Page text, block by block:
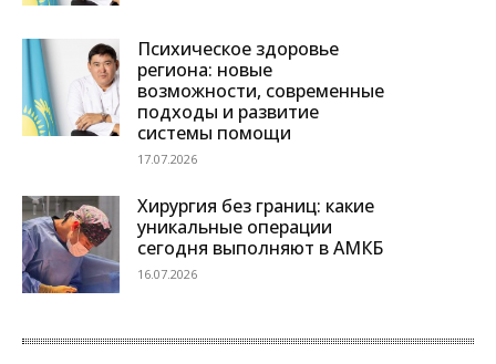
Психическое здоровье
региона: новые
возможности, современные
подходы и развитие
системы помощи
17.07.2026
Хирургия без границ: какие
уникальные операции
сегодня выполняют в АМКБ
16.07.2026